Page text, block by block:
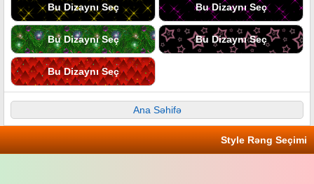
Bu Dizaynı Seç Bu Dizaynı Seç
Bu Dizaynı Seç Bu Dizaynı Seç
Bu Dizaynı Seç
Ana Səhifə
Style Rəng Seçimi